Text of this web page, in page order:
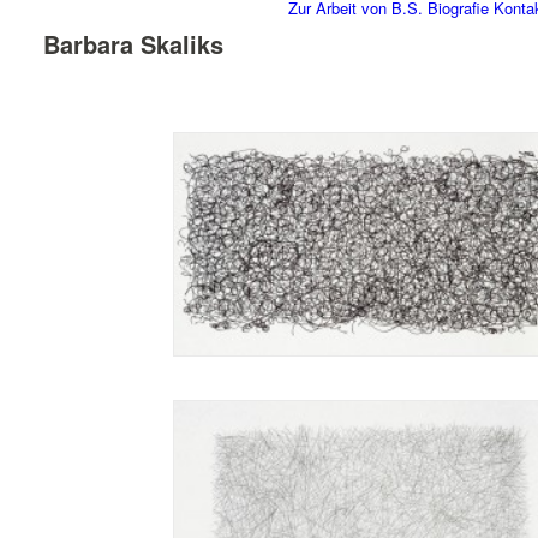
Barbara Skaliks
Zur Arbeit von B.S. Biografie